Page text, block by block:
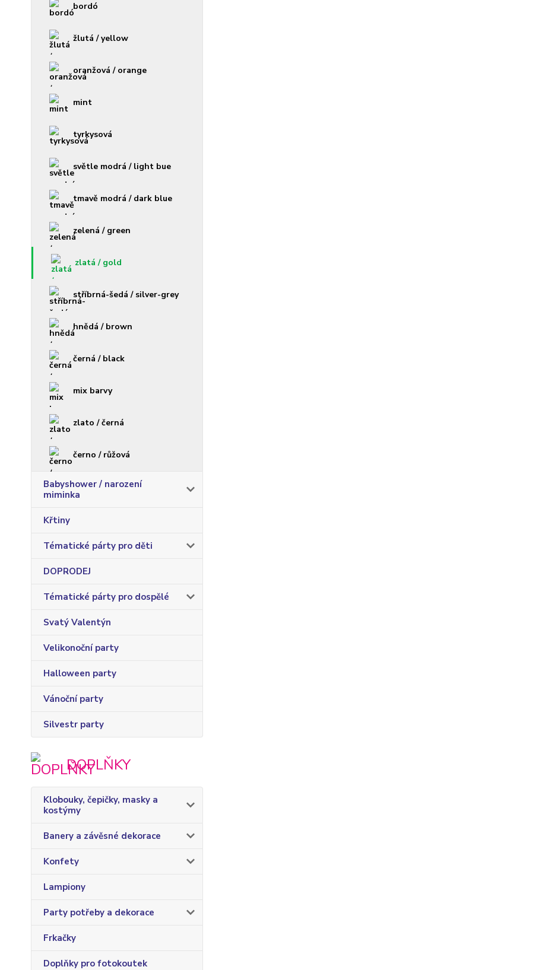
bordó
žlutá / yellow
oranžová / orange
mint
tyrkysová
světle modrá / light bue
tmavě modrá / dark blue
zelená / green
zlatá / gold
stříbrná-šedá / silver-grey
hnědá / brown
černá / black
mix barvy
zlato / černá
černo / růžová
Babyshower / narození
miminka
Křtiny
Tématické párty pro děti
DOPRODEJ
Tématické párty pro dospělé
Svatý Valentýn
Velikonoční party
Halloween party
Vánoční party
Silvestr party
DOPLŇKY
Klobouky, čepičky, masky a
kostýmy
Banery a závěsné dekorace
Konfety
Lampiony
Party potřeby a dekorace
Frkačky
Doplňky pro fotokoutek